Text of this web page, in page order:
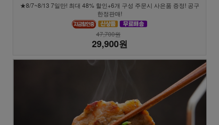
★8/7~8/13 7일만! 최대 48% 할인+6개 구성 주문시 사은품 증정! 공구
한정판매!
47,700원
29,900원